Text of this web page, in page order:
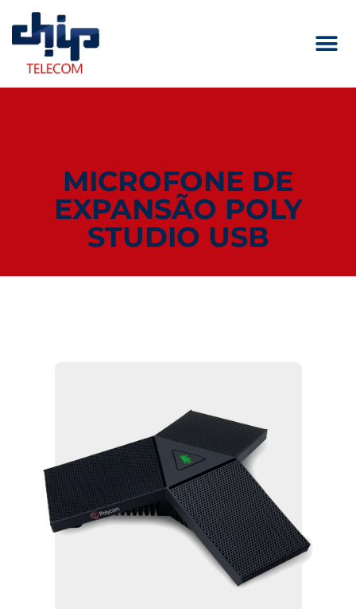
MICROFONE DE
EXPANSÃO POLY
STUDIO USB